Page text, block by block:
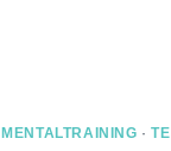
MENTALTRAINING ·